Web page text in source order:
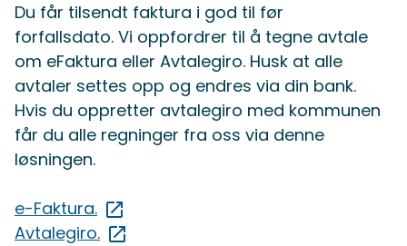
Du får tilsendt faktura i god til før
forfallsdato. Vi oppfordrer til å tegne avtale
om eFaktura eller Avtalegiro. Husk at alle
avtaler settes opp og endres via din bank.
Hvis du oppretter avtalegiro med kommunen
får du alle regninger fra oss via denne
løsningen.
e-Faktura.
Avtalegiro.